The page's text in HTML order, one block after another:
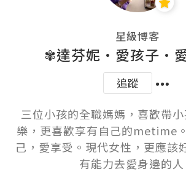
星級博客
✾達芬妮•愛孩子•
追蹤
三位小孩的全職媽媽，喜歡帶
樂，更喜歡享有自己的metime
己，愛享受。現代女性，更應該
有能力去愛身邊的人